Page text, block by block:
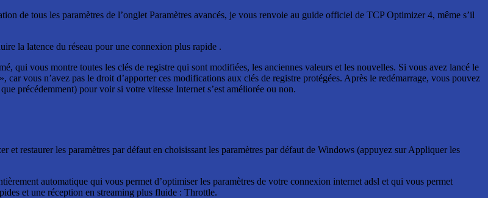
de tous les paramètres de l’onglet Paramètres avancés, je vous renvoie au guide officiel de TCP Optimizer 4, même s’il
la latence du réseau pour une connexion plus rapide .
qui vous montre toutes les clés de registre qui sont modifiées, les anciennes valeurs et les nouvelles. Si vous avez lancé le
car vous n’avez pas le droit d’apporter ces modifications aux clés de registre protégées. Après le redémarrage, vous pouvez
précédemment) pour voir si votre vitesse Internet s’est améliorée ou non.
restaurer les paramètres par défaut en choisissant les paramètres par défaut de Windows (appuyez sur Appliquer les
automatique qui vous permet d’optimiser les paramètres de votre connexion internet adsl et qui vous permet
et une réception en streaming plus fluide : Throttle.